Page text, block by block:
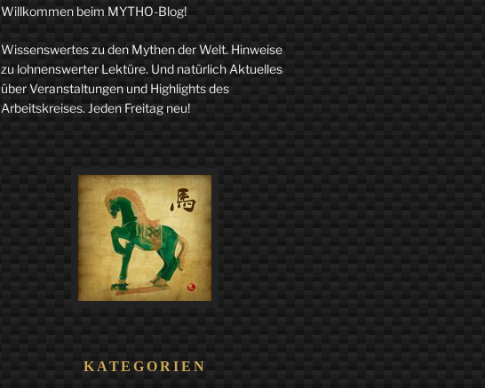
Willkommen beim MYTHO-Blog!
Wissenswertes zu den Mythen der Welt. Hinweise
zu lohnenswerter Lektüre. Und natürlich Aktuelles
über Veranstaltungen und Highlights des
Arbeitskreises. Jeden Freitag neu!
KATEGORIEN